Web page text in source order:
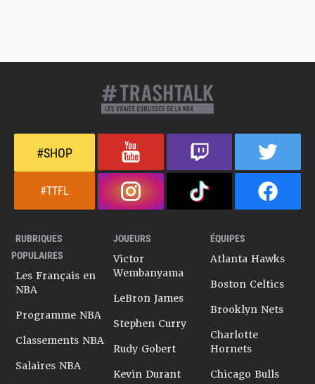
#SHOP
#TTFL
RUBRIQUES
POPULAIRES
Les Français en
NBA
Programme NBA
Classements NBA
Salaires NBA
JOUEURS
Victor
Wembanyama
LeBron James
Stephen Curry
Rudy Gobert
Kevin Durant
ÉQUIPES
Atlanta Hawks
Boston Celtics
Brooklyn Nets
Charlotte
Hornets
Chicago Bulls